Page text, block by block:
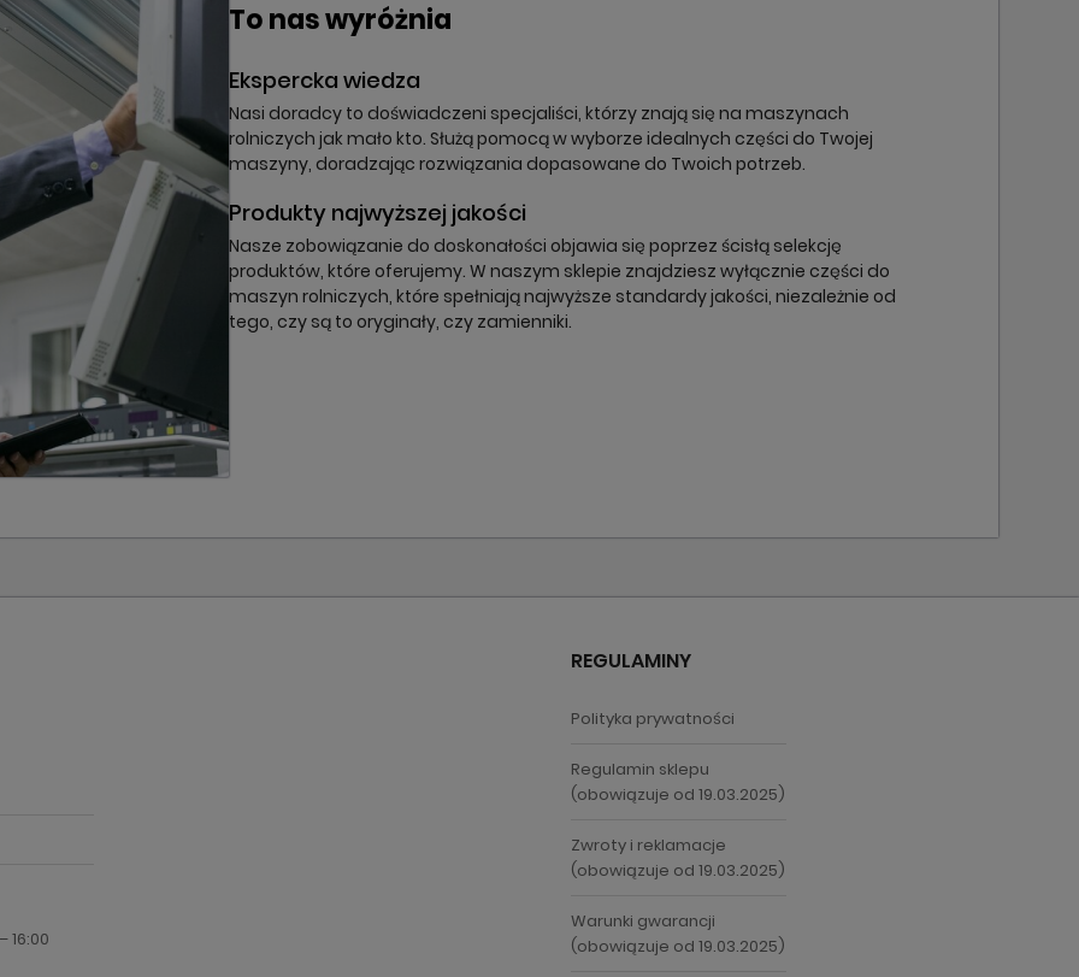
To nas wyróżnia
Ekspercka wiedza
Nasi doradcy to doświadczeni specjaliści, którzy znają się na maszynach
rolniczych jak mało kto. Służą pomocą w wyborze idealnych części do Twojej
maszyny, doradzając rozwiązania dopasowane do Twoich potrzeb.
Produkty najwyższej jakości
Nasze zobowiązanie do doskonałości objawia się poprzez ścisłą selekcję
produktów, które oferujemy. W naszym sklepie znajdziesz wyłącznie części do
maszyn rolniczych, które spełniają najwyższe standardy jakości, niezależnie od
tego, czy są to oryginały, czy zamienniki.
16:00
REGULAMINY
Polityka prywatności
Regulamin sklepu
(obowiązuje od 19.03.2025)
Zwroty i reklamacje
(obowiązuje od 19.03.2025)
Warunki gwarancji
(obowiązuje od 19.03.2025)
((modalDeleteText))
Zapisz
być zalogowany by zapisać produkty na swojej liście życzeń.
Zaloguj się